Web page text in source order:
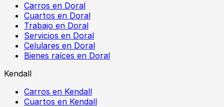
Carros en Doral
Cuartos en Doral
Trabajo en Doral
Servicios en Doral
Celulares en Doral
Bienes raíces en Doral
Kendall
Carros en Kendall
Cuartos en Kendall